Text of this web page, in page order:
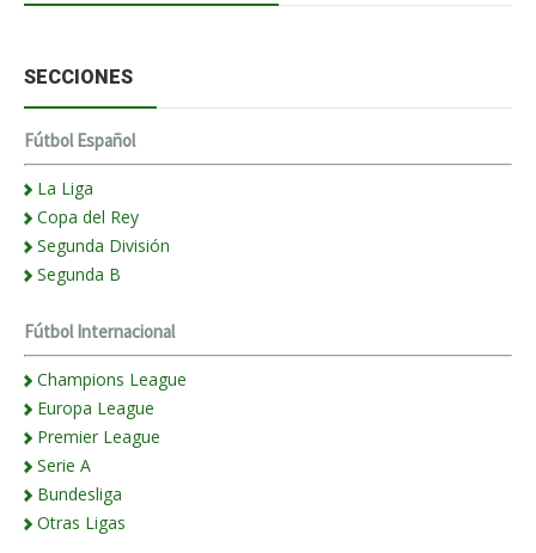
SECCIONES
Fútbol Español
La Liga
Copa del Rey
Segunda División
Segunda B
Fútbol Internacional
Champions League
Europa League
Premier League
Serie A
Bundesliga
Otras Ligas